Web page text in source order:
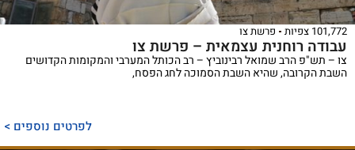
101,772 צפיות פרשת צו
עבודה רוחנית עצמאית – פרשת צו
צו – תש"פ הרב שמואל רבינוביץ – רב הכותל המערבי והמקומות הקדושים
השבת הקרובה, שהיא השבת הסמוכה לחג הפסח,
לפרטים נוספים >